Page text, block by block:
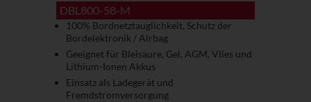
DBL800-58-M
100% Bordnetztauglichkeit, Schutz der
Bordelektronik / Airbag
Geeignet für Bleisäure, Gel, AGM, Vlies und
Lithium-Ionen Akkus
Einsatz als Ladegerät und
Fremdstromversorgung